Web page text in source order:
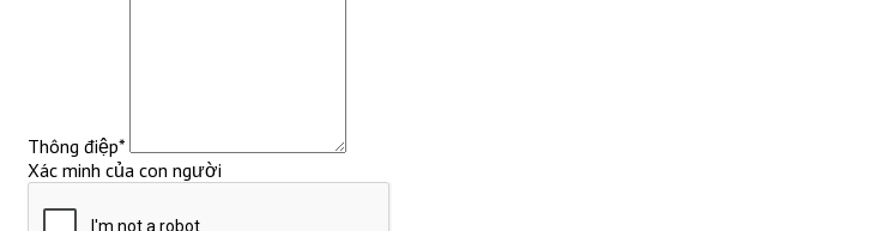
Thông điệp*
Xác minh của con người